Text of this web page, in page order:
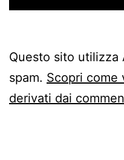
Questo sito utilizza
spam. Scopri come
derivati dai